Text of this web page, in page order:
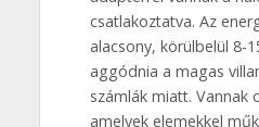
csatlakoztatva. Az
alacsony, körülbelül 8-
aggódnia a magas
számlák miatt. Vannak
amelyek elemekkel